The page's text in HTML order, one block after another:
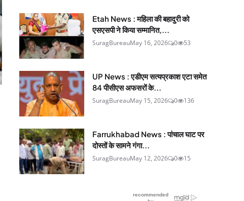
Etah News : महिला की बहादुरी को
एसएसपी ने किया सम्मानित,...
SuragBureauMay 16, 2026 0 53
UP News : एडीएम सत्यप्रकाश एटा समेत
84 पीसीएस अफसरों के...
SuragBureauMay 15, 2026 0 136
Farrukhabad News : पांचाल घाट पर
दोस्तों के सामने गंगा...
SuragBureauMay 12, 2026 0 15